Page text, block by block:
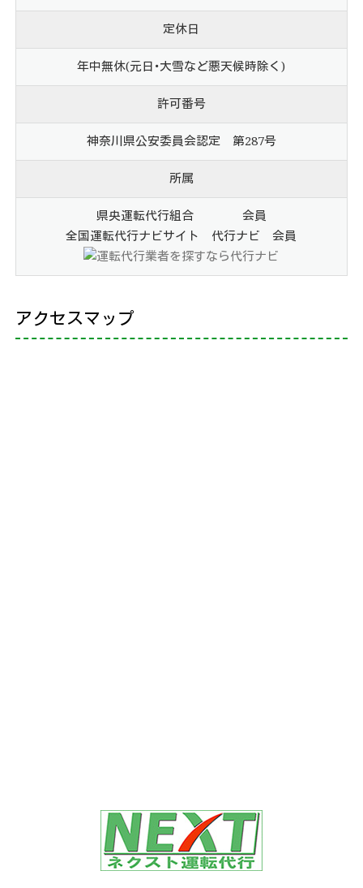
定休日
年中無休(元日･大雪など悪天候時除く)
許可番号
神奈川県公安委員会認定 第287号
所属
県央運転代行組合 会員
全国運転代行ナビサイト 代行ナビ 会員
アクセスマップ